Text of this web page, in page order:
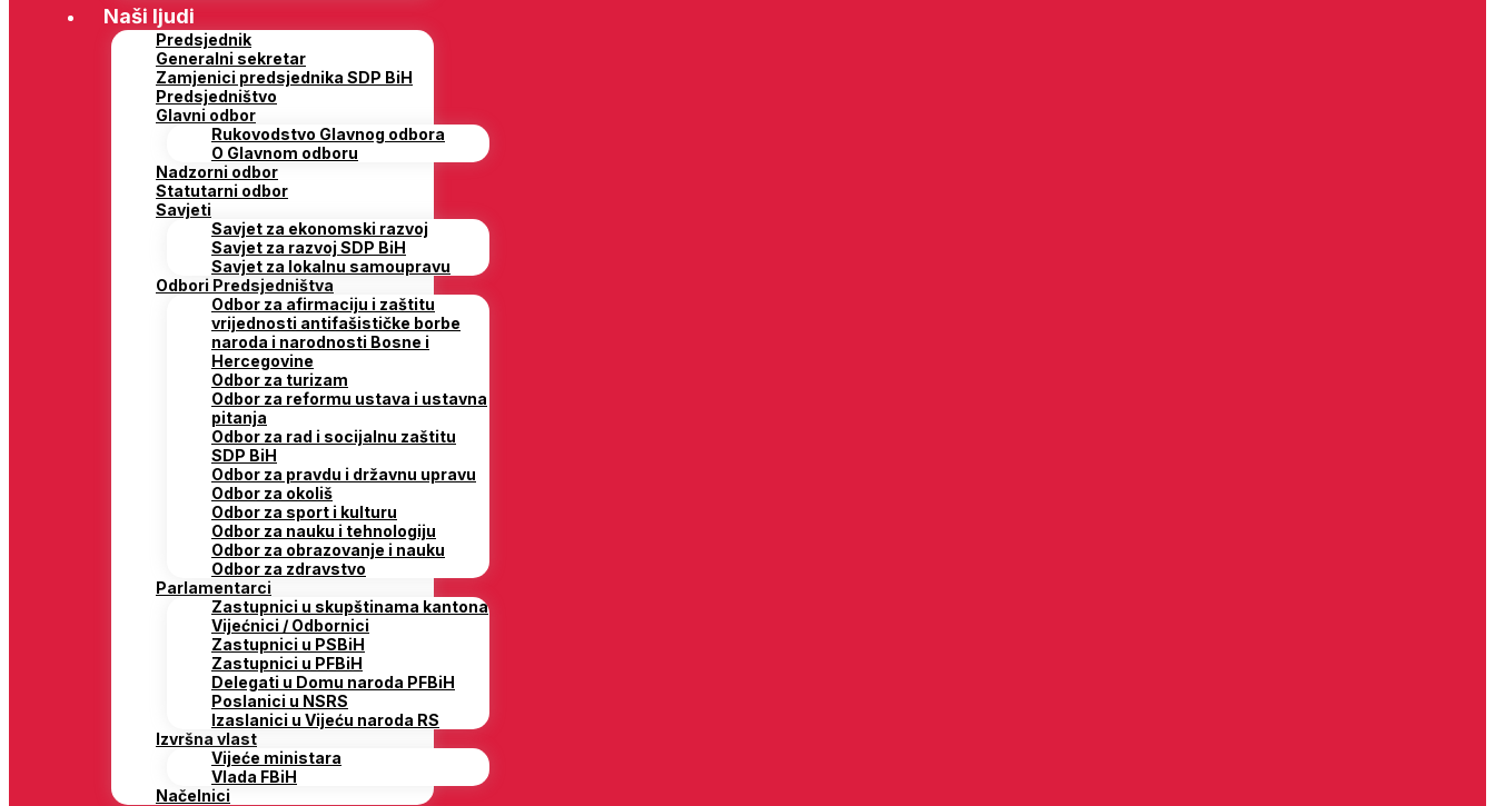
Naši ljudi
Predsjednik
Generalni sekretar
Zamjenici predsjednika SDP BiH
Predsjedništvo
Glavni odbor
Rukovodstvo Glavnog odbora
O Glavnom odboru
Nadzorni odbor
Statutarni odbor
Savjeti
Savjet za ekonomski razvoj
Savjet za razvoj SDP BiH
Savjet za lokalnu samoupravu
Odbori Predsjedništva
Odbor za afirmaciju i zaštitu
vrijednosti antifašističke borbe
naroda i narodnosti Bosne i
Hercegovine
Odbor za turizam
Odbor za reformu ustava i ustavna
pitanja
Odbor za rad i socijalnu zaštitu
SDP BiH
Odbor za pravdu i državnu upravu
Odbor za okoliš
Odbor za sport i kulturu
Odbor za nauku i tehnologiju
Odbor za obrazovanje i nauku
Odbor za zdravstvo
Parlamentarci
Zastupnici u skupštinama kantona
Vijećnici / Odbornici
Zastupnici u PSBiH
Zastupnici u PFBiH
Delegati u Domu naroda PFBiH
Poslanici u NSRS
Izaslanici u Vijeću naroda RS
Izvršna vlast
Vijeće ministara
Vlada FBiH
Načelnici